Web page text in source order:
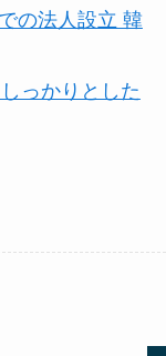
の法人設立 韓
っかりとした